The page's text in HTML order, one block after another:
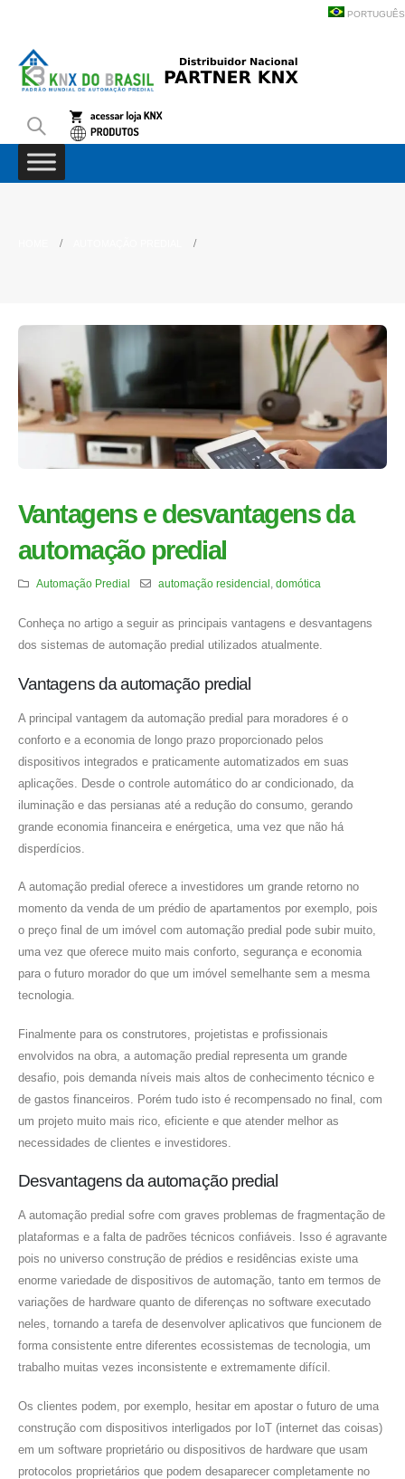
PORTUGUÊS
Vantagens e desvantagens da
automação predial
Automação Predial automação residencial ,domótica
Conheça no artigo a seguir as principais vantagens e desvantagens
dos sistemas de automação predial utilizados atualmente.
Vantagens da automação predial
A principal vantagem da automação predial para moradores é o
conforto e a economia de longo prazo proporcionado pelos
dispositivos integrados e praticamente automatizados em suas
aplicações. Desde o controle automático do ar condicionado, da
iluminação e das persianas até a redução do consumo, gerando
grande economia financeira e enérgetica, uma vez que não há
disperdícios.
A automação predial oferece a investidores um grande retorno no
momento da venda de um prédio de apartamentos por exemplo, pois
o preço final de um imóvel com automação predial pode subir muito,
uma vez que oferece muito mais conforto, segurança e economia
para o futuro morador do que um imóvel semelhante sem a mesma
tecnologia.
Finalmente para os construtores, projetistas e profissionais
envolvidos na obra, a automação predial representa um grande
desafio, pois demanda níveis mais altos de conhecimento técnico e
de gastos financeiros. Porém tudo isto é recompensado no final, com
um projeto muito mais rico, eficiente e que atender melhor as
necessidades de clientes e investidores.
Desvantagens da automação predial
A automação predial sofre com graves problemas de fragmentação de
plataformas e a falta de padrões técnicos confiáveis. Isso é agravante
pois no universo construção de prédios e residências existe uma
enorme variedade de dispositivos de automação, tanto em termos de
variações de hardware quanto de diferenças no software executado
neles, tornando a tarefa de desenvolver aplicativos que funcionem de
forma consistente entre diferentes ecossistemas de tecnologia, um
trabalho muitas vezes inconsistente e extremamente difícil.
Os clientes podem, por exemplo, hesitar em apostar o futuro de uma
construção com dispositivos interligados por IoT (internet das coisas)
em um software proprietário ou dispositivos de hardware que usam
protocolos proprietários que podem desaparecer completamente no